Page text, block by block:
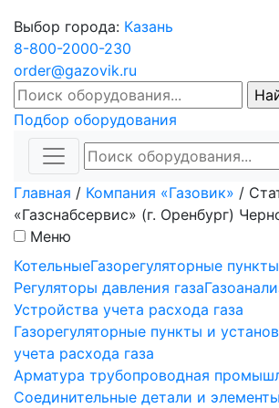
Выбор города: Казань
8-800-2000-230
order@gazovik.ru
Подбор оборудования
Главная / Компания «Газовик» /
«Газснабсервис» (г. Оренбург)
Меню
КотельныеГазорегуляторные
Регуляторы давления газа
Устройства учета расхода газа
Газорегуляторные пункты и
учета расхода газа
Арматура трубопроводная
Соединительные детали и